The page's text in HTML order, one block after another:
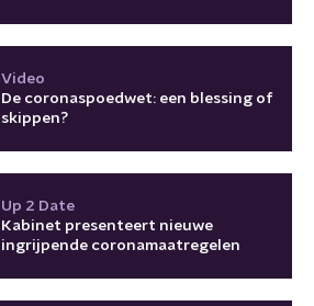
Video
De coronaspoedwet: een blessing of
skippen?
Up 2 Date
Kabinet presenteert nieuwe
ingrijpende coronamaatregelen